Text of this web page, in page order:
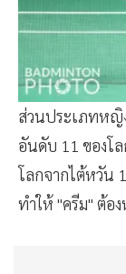
ส่วนประเภทหญิ
อันดับ 11 ของโ
โลกจากไต้หวัน
ทำให้ "ครีม" ต้อ